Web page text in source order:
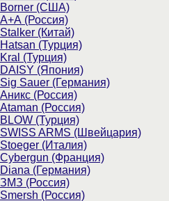
Borner (США)
(Россия)
(Китай)
(Турция)
(Турция)
(Япония)
Sauer (Германия)
(Россия)
(Россия)
(Турция)
ARMS (Швейцария)
(Италия)
(Франция)
(Германия)
(Россия)
(Россия)